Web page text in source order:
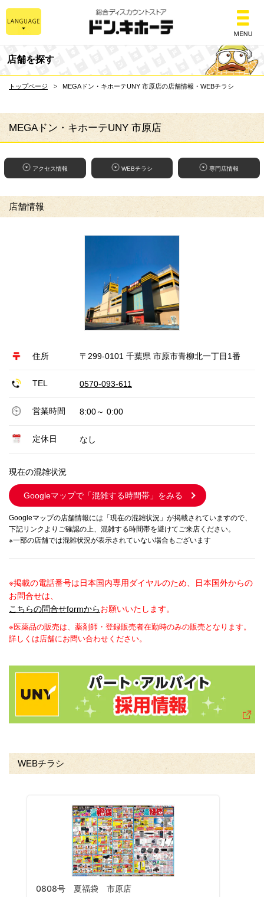
総合ディスカウント
店舗を探す
トップページ MEGAドン・キホーテUNY 市原店の店舗情報・WEBチラシ
MEGAドン・キホーテUNY 市原店
アクセス情報 WEBチラシ 専門店情報
店舗情報
住所 〒299-0101 千葉県 市原市青柳北一丁目1番
TEL 0570-093-611
営業時間 8:00～ 0:00
定休日 なし
現在の混雑状況
Googleマップで 「混雑する時間帯」をみる
Googleマップの店舗情報には「現在の混雑状況」が掲載されていますので、
下記リンクよりご確認の上、混雑する時間帯を避けてご来店ください。
※一部の店舗では混雑状況が表示されていない場合もございます
※掲載の電話番号は日本国内専用ダイヤルのため、日本国外からの
お問合せは、
こちらの問合せformからお願いいたします。
※医薬品の販売は、薬剤師・登録販売者在勤時のみの販売となります。
詳しくは店舗にお問い合わせください。
WEBチラシ